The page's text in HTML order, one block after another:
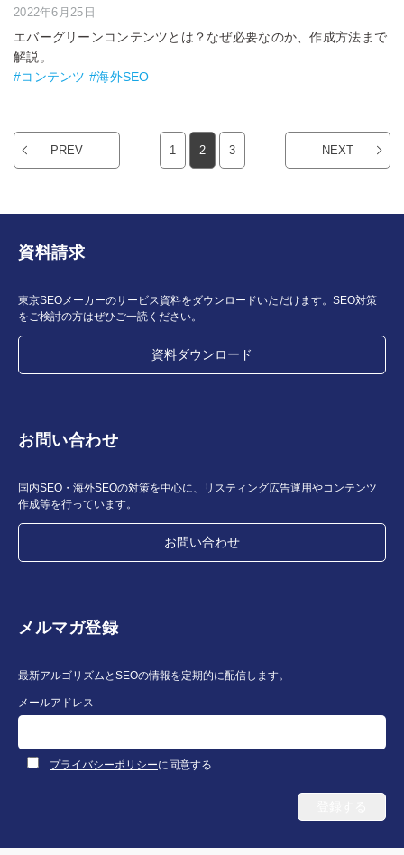
2022年6月25日
エバーグリーンコンテンツとは？なぜ必要なのか、作成方法まで
解説。
#コンテンツ #海外SEO
PREV 1 2 3 NEXT
資料請求
東京SEOメーカーのサービス資料をダウンロードいただけます。SEO対策
をご検討の方はぜひご一読ください。
資料ダウンロード
お問い合わせ
国内SEO・海外SEOの対策を中心に、リスティング広告運用やコンテンツ
作成等を行っています。
お問い合わせ
メルマガ登録
最新アルゴリズムとSEOの情報を定期的に配信します。
メールアドレス
プライバシーポリシーに同意する